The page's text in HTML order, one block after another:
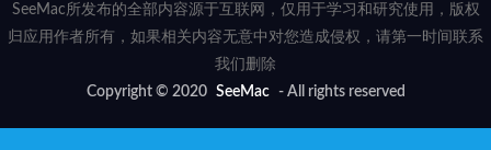
SeeMac所发布的全部内容源于互联网，仅用于学习和研究使用，版权
归应用作者所有，如果相关内容无意中对您造成侵权，请第一时间联系
我们删除
Copyright © 2020 SeeMac - All rights reserved